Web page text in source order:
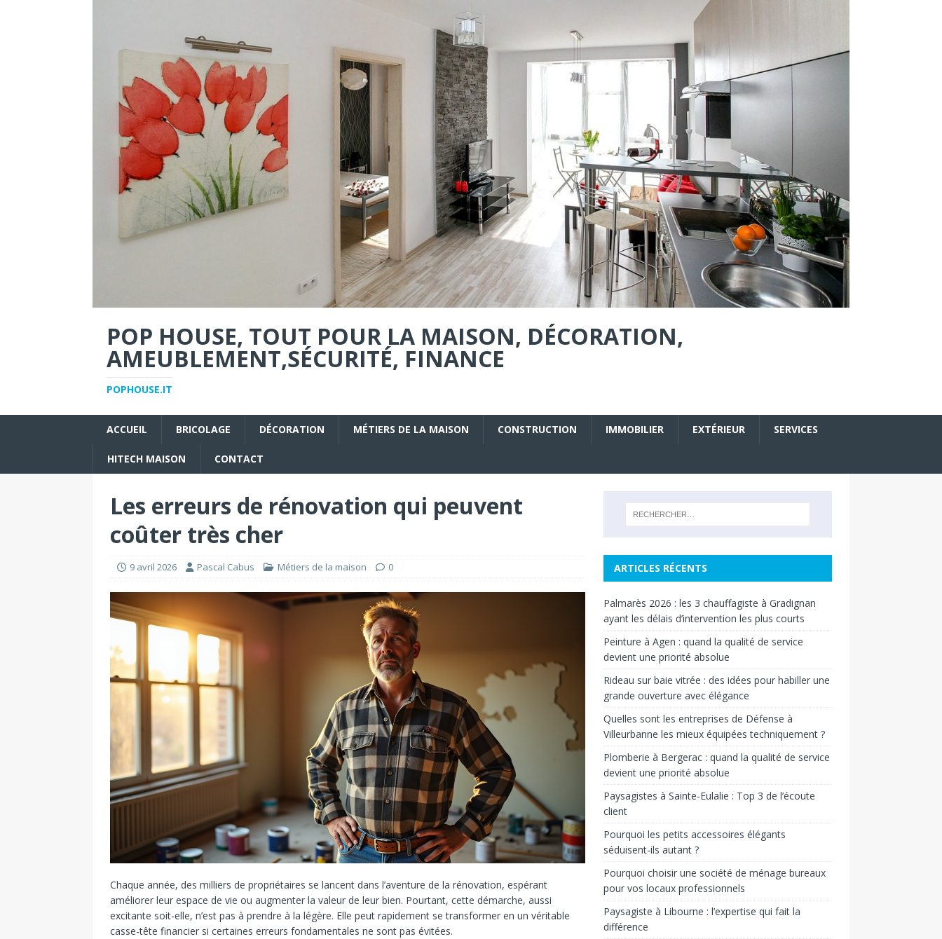
POP HOUSE, TOUT POUR LA MAISON, DÉCORATION,
AMEUBLEMENT,SÉCURITÉ, FINANCE
POPHOUSE.IT
ACCUEIL BRICOLAGE DÉCORATION MÉTIERS DE LA MAISON CONSTRUCTION IMMOBILIER EXTÉRIEUR SERVICES
HITECH MAISON CONTACT
Les erreurs de rénovation qui peuvent
coûter très cher
9 avril 2026 Pascal Cabus Métiers de la maison 0
Chaque année, des milliers de propriétaires se lancent dans l’aventure de la rénovation, espérant
améliorer leur espace de vie ou augmenter la valeur de leur bien. Pourtant, cette démarche, aussi
excitante soit-elle, n’est pas à prendre à la légère. Elle peut rapidement se transformer en un véritable
casse-tête financier si certaines erreurs fondamentales ne sont pas évitées.
ARTICLES RÉCENTS
Palmarès 2026 : les 3 chauffagiste à Gradignan
ayant les délais d’intervention les plus courts
Peinture à Agen : quand la qualité de service
devient une priorité absolue
Rideau sur baie vitrée : des idées pour habiller une
grande ouverture avec élégance
Quelles sont les entreprises de Défense à
Villeurbanne les mieux équipées techniquement ?
Plomberie à Bergerac : quand la qualité de service
devient une priorité absolue
Paysagistes à Sainte-Eulalie : Top 3 de l’écoute
client
Pourquoi les petits accessoires élégants
séduisent-ils autant ?
Pourquoi choisir une société de ménage bureaux
pour vos locaux professionnels
Paysagiste à Libourne : l’expertise qui fait la
différence